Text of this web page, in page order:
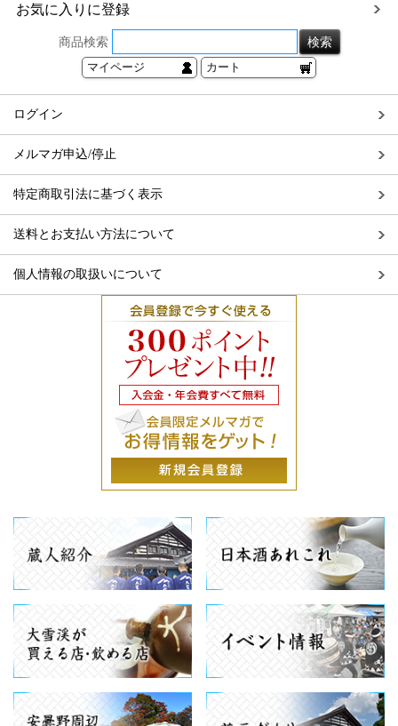
お気に入りに登録
商品検索
マイページ カート
ログイン
メルマガ申込/停止
特定商取引法に基づく表示
送料とお支払い方法について
個人情報の取扱いについて